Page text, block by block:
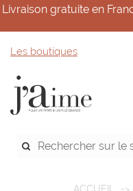
Livraison gratuite en
Les boutiques